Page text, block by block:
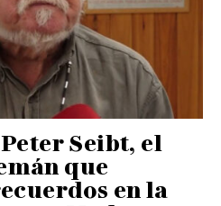
Seibt, el
que
en la